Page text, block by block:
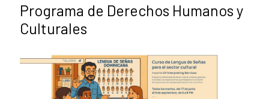
Programa de Derechos Humanos y
Culturales